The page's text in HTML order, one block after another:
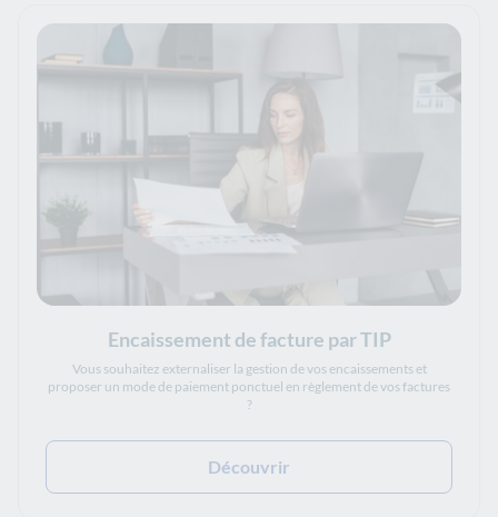
Encaissement de facture par TIP
Vous souhaitez externaliser la gestion de vos encaissements et
proposer un mode de paiement ponctuel en règlement de vos factures
?
Découvrir